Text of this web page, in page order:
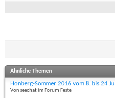
Ähnliche Themen
Honberg-Sommer 2016 vom 8. bis 24
Von seechat im Forum Feste